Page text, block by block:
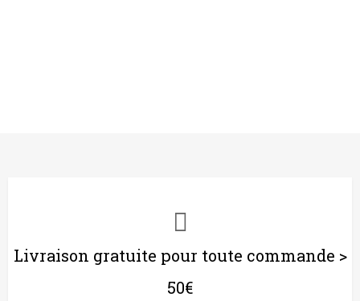
Livraison gratuite pour toute commande >
50€